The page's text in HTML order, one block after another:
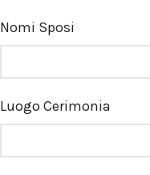
Nomi Sposi
Luogo Cerimonia